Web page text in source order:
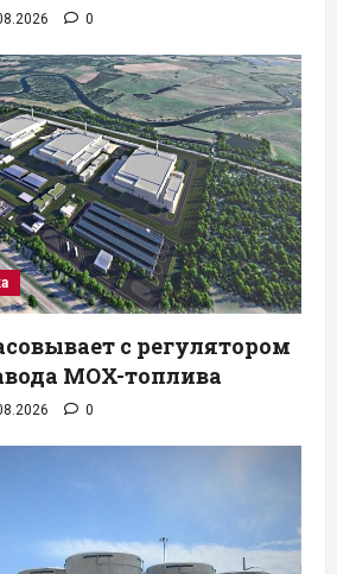
0
с регулятором
MOX-топлива
0